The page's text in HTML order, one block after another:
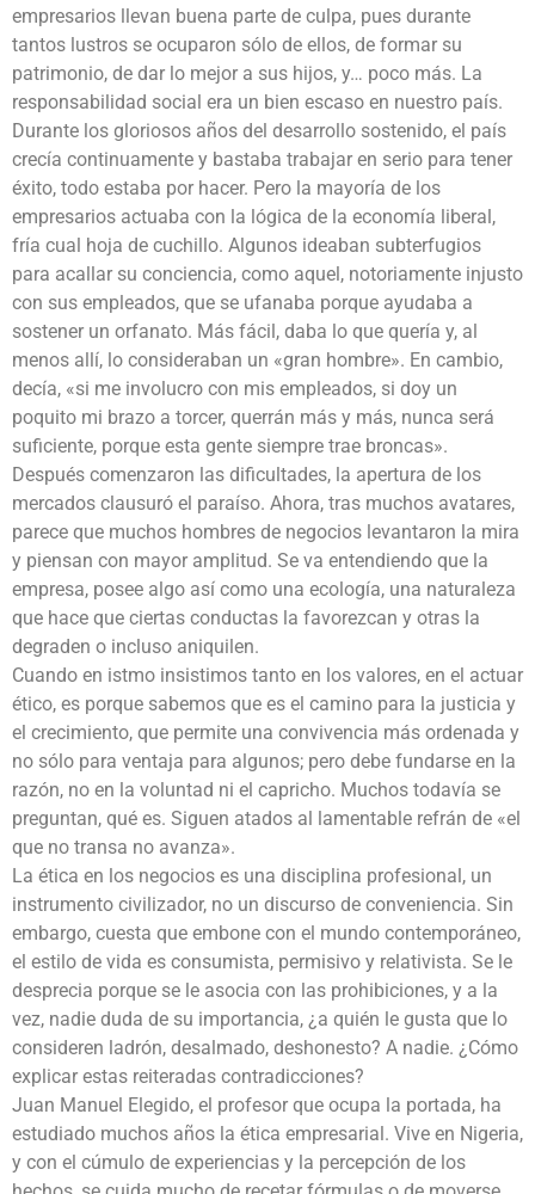
empresarios llevan buena parte de culpa, pues durante
tantos lustros se ocuparon sólo de ellos, de formar su
patrimonio, de dar lo mejor a sus hijos, y… poco más. La
responsabilidad social era un bien escaso en nuestro país.
Durante los gloriosos años del desarrollo sostenido, el país
crecía continuamente y bastaba trabajar en serio para tener
éxito, todo estaba por hacer. Pero la mayoría de los
empresarios actuaba con la lógica de la economía liberal,
fría cual hoja de cuchillo. Algunos ideaban subterfugios
para acallar su conciencia, como aquel, notoriamente injusto
con sus empleados, que se ufanaba porque ayudaba a
sostener un orfanato. Más fácil, daba lo que quería y, al
menos allí, lo consideraban un «gran hombre». En cambio,
decía, «si me involucro con mis empleados, si doy un
poquito mi brazo a torcer, querrán más y más, nunca será
suficiente, porque esta gente siempre trae broncas».
Después comenzaron las dificultades, la apertura de los
mercados clausuró el paraíso. Ahora, tras muchos avatares,
parece que muchos hombres de negocios levantaron la mira
y piensan con mayor amplitud. Se va entendiendo que la
empresa, posee algo así como una ecología, una naturaleza
que hace que ciertas conductas la favorezcan y otras la
degraden o incluso aniquilen.
Cuando en istmo insistimos tanto en los valores, en el actuar
ético, es porque sabemos que es el camino para la justicia y
el crecimiento, que permite una convivencia más ordenada y
no sólo para ventaja para algunos; pero debe fundarse en la
razón, no en la voluntad ni el capricho. Muchos todavía se
preguntan, qué es. Siguen atados al lamentable refrán de «el
que no transa no avanza».
La ética en los negocios es una disciplina profesional, un
instrumento civilizador, no un discurso de conveniencia. Sin
embargo, cuesta que embone con el mundo contemporáneo,
el estilo de vida es consumista, permisivo y relativista. Se le
desprecia porque se le asocia con las prohibiciones, y a la
vez, nadie duda de su importancia, ¿a quién le gusta que lo
consideren ladrón, desalmado, deshonesto? A nadie. ¿Cómo
explicar estas reiteradas contradicciones?
Juan Manuel Elegido, el profesor que ocupa la portada, ha
estudiado muchos años la ética empresarial. Vive en Nigeria,
y con el cúmulo de experiencias y la percepción de los